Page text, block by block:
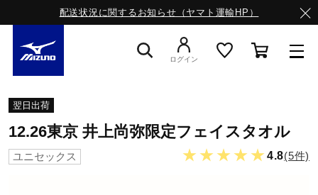
配送状況に関するお知らせ（ヤマト運輸HP）
ライフスタイルウエア
ログイン
翌日出荷
12.26東京 井上尚弥限定フェイスタオル
ユニセックス ★★★★★ 4.8(5件)